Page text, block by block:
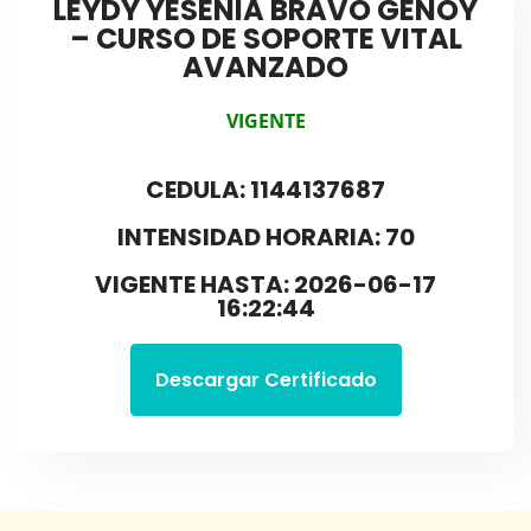
LEYDY YESENIA BRAVO GENOY
– CURSO DE SOPORTE VITAL
AVANZADO
VIGENTE
CEDULA: 1144137687
INTENSIDAD HORARIA: 70
VIGENTE HASTA: 2026-06-17
16:22:44
Descargar Certificado